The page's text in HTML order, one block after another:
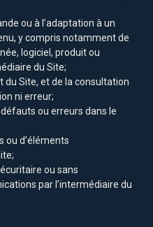
ou à l’adaptation à un
y compris notamment de
logiciel, produit ou
du Site;
Site, et de la consultation
ni erreur;
ou erreurs dans le
ou d’éléments
ou sans
par l’intermédiaire du